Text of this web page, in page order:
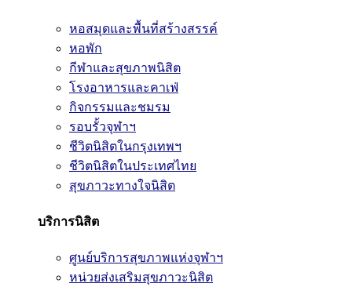
หอสมุดและพื้นที่สร้างสรรค์
หอพัก
กีฬาและสุขภาพนิสิต
โรงอาหารและคาเฟ่
กิจกรรมและชมรม
รอบรั้วจุฬาฯ
ชีวิตนิสิตในกรุงเทพฯ
ชีวิตนิสิตในประเทศไทย
สุขภาวะทางใจนิสิต
บริการนิสิต
ศูนย์บริการสุขภาพแห่งจุฬาฯ
หน่วยส่งเสริมสุขภาวะนิสิต